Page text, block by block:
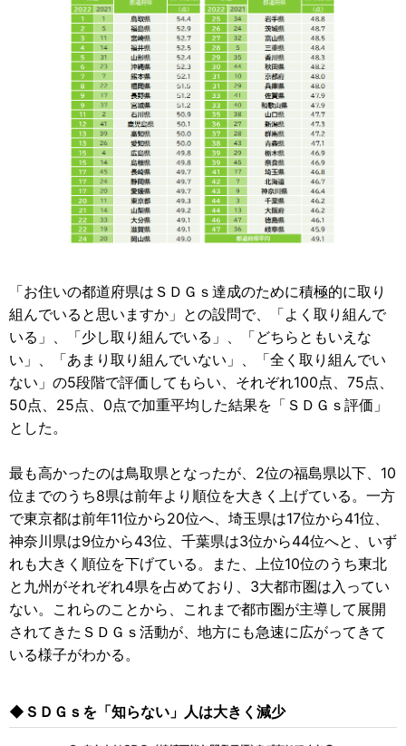
「お住いの都道府県はＳＤＧｓ達成のために積極的に取り
組んでいると思いますか」との設問で、「よく取り組んで
いる」、「少し取り組んでいる」、「どちらともいえな
い」、「あまり取り組んでいない」、「全く取り組んでい
ない」の5段階で評価してもらい、それぞれ100点、75点、
50点、25点、0点で加重平均した結果を「ＳＤＧｓ評価」
とした。
最も高かったのは鳥取県となったが、2位の福島県以下、10
位までのうち8県は前年より順位を大きく上げている。一方
で東京都は前年11位から20位へ、埼玉県は17位から41位、
神奈川県は9位から43位、千葉県は3位から44位へと、いず
れも大きく順位を下げている。また、上位10位のうち東北
と九州がそれぞれ4県を占めており、3大都市圏は入ってい
ない。これらのことから、これまで都市圏が主導して展開
されてきたＳＤＧｓ活動が、地方にも急速に広がってきて
いる様子がわかる。
◆ＳＤＧｓを「知らない」人は大きく減少